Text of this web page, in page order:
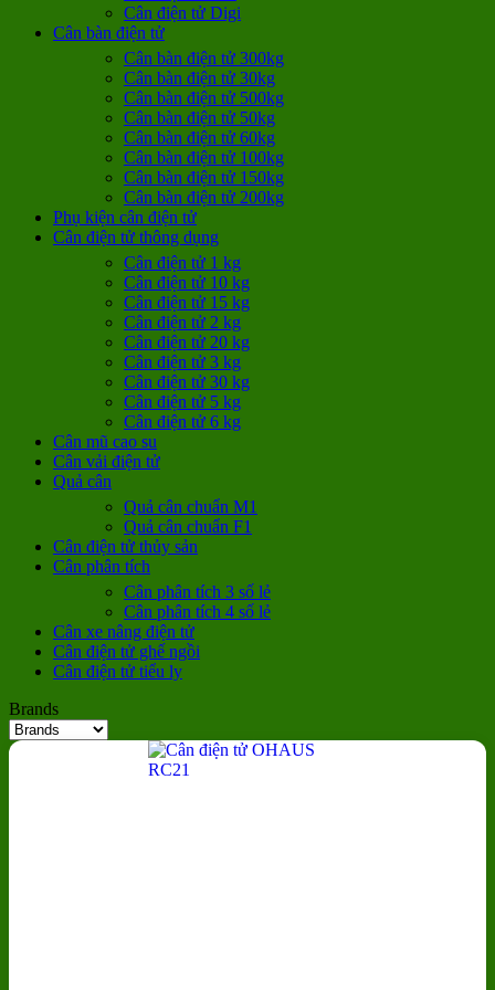
Cân điện tử Digi
Cân bàn điện tử
Cân bàn điện tử 300kg
Cân bàn điện tử 30kg
Cân bàn điện tử 500kg
Cân bàn điện tử 50kg
Cân bàn điện tử 60kg
Cân bàn điện tử 100kg
Cân bàn điện tử 150kg
Cân bàn điện tử 200kg
Phụ kiện cân điện tử
Cân điện tử thông dụng
Cân điện tử 1 kg
Cân điện tử 10 kg
Cân điện tử 15 kg
Cân điện tử 2 kg
Cân điện tử 20 kg
Cân điện tử 3 kg
Cân điện tử 30 kg
Cân điện tử 5 kg
Cân điện tử 6 kg
Cân mũ cao su
Cân vải điện tử
Quả cân
Quả cân chuẩn M1
Quả cân chuẩn F1
Cân điện tử thủy sản
Cân phân tích
Cân phân tích 3 số lẻ
Cân phân tích 4 số lẻ
Cân xe nâng điện tử
Cân điện tử ghế ngồi
Cân điện tử tiểu ly
Brands